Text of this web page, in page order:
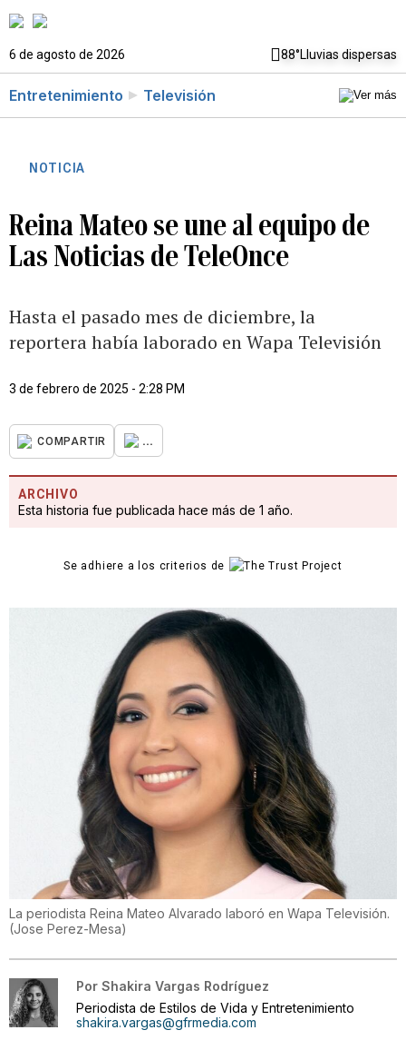
6 de agosto de 2026 88°Lluvias dispersas
Entretenimiento Televisión
NOTICIA
Reina Mateo se une al equipo de
Las Noticias de TeleOnce
Hasta el pasado mes de diciembre, la
reportera había laborado en Wapa Televisión
3 de febrero de 2025 - 2:28 PM
COMPARTIR ...
ARCHIVO
Esta historia fue publicada hace más de 1 año.
Se adhiere a los criterios de
La periodista Reina Mateo Alvarado laboró en Wapa Televisión.
(Jose Perez-Mesa)
Por Shakira Vargas Rodríguez
Periodista de Estilos de Vida y Entretenimiento
shakira.vargas@gfrmedia.com